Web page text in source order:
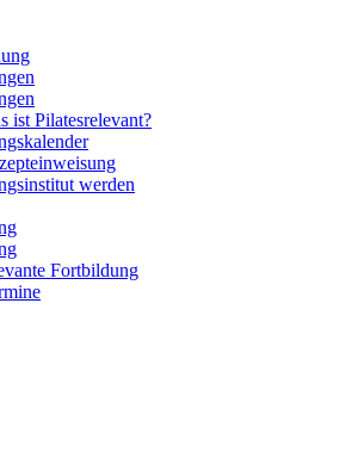
ist Pilatesrelevant?
werden
Fortbildung